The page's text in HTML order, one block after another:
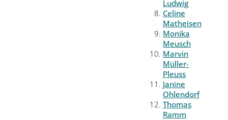
Ludwig
Celine
Matheisen
Monika
Meusch
Marvin
Müller-
Pleuss
Janine
Ohlendorf
Thomas
Ramm